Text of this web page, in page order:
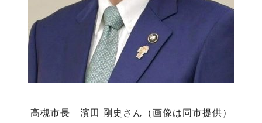
高槻市長 濱田 剛史さん（画像は同市提供）